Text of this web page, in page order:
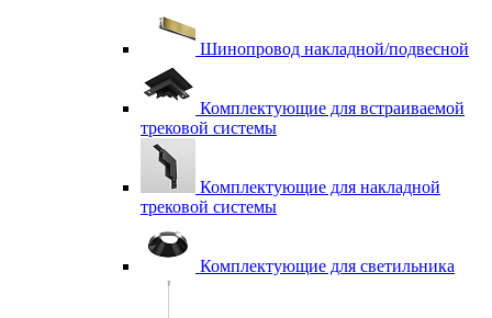
Шинопровод накладной/подвесной
Комплектующие для встраиваемой
трековой системы
Комплектующие для накладной
трековой системы
Комплектующие для светильника